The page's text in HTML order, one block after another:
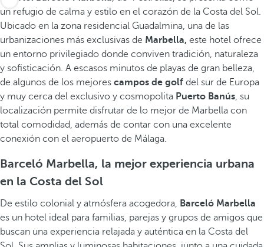
un refugio de calma y estilo en el corazón de la Costa del Sol.
Ubicado en la zona residencial Guadalmina, una de las
urbanizaciones más exclusivas de Marbella, este hotel ofrece
un entorno privilegiado donde conviven tradición, naturaleza
y sofisticación. A escasos minutos de playas de gran belleza,
de algunos de los mejores campos de golf del sur de Europa
y muy cerca del exclusivo y cosmopolita Puerto Banús, su
localización permite disfrutar de lo mejor de Marbella con
total comodidad, además de contar con una excelente
conexión con el aeropuerto de Málaga.
Barceló Marbella, la mejor experiencia urbana
en la Costa del Sol
De estilo colonial y atmósfera acogedora, Barceló Marbella
es un hotel ideal para familias, parejas y grupos de amigos que
buscan una experiencia relajada y auténtica en la Costa del